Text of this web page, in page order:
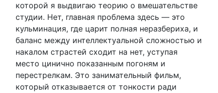
которой я выдвигаю теорию о вмешательстве
студии. Нет, главная проблема здесь — это
кульминация, где царит полная неразбериха, и
баланс между интеллектуальной сложностью и
накалом страстей сходит на нет, уступая
место цинично показанным погоням и
перестрелкам. Это занимательный фильм,
который отказывается от тонкости ради